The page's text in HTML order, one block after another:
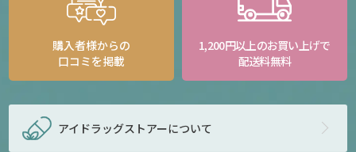
購入者様からの
口コミを掲載
1,200円以上のお買い上げで
配送料無料
アイドラッグストアーについて